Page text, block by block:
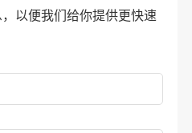
以便我们给你提供更快速